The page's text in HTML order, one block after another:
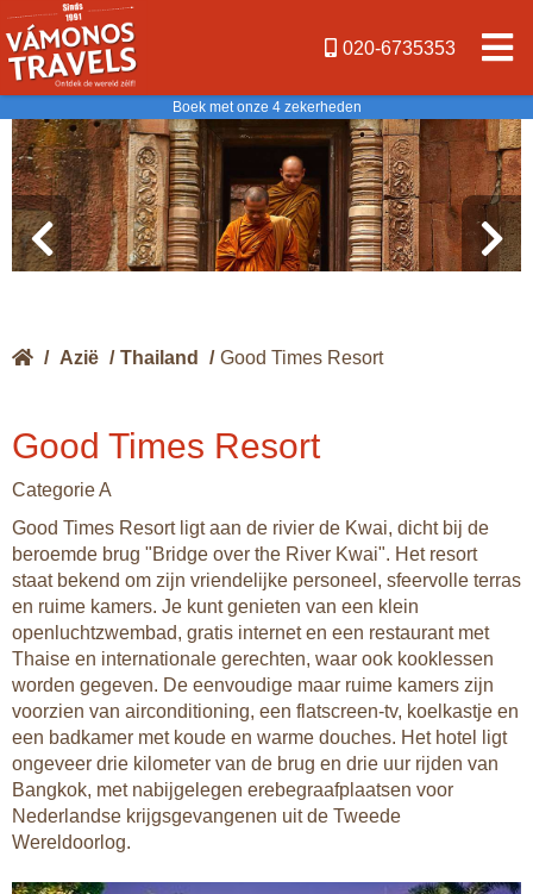
020-6735353
Boek met onze 4 zekerheden
/ Azië / Thailand / Good Times Resort
Good Times Resort
Categorie A
Good Times Resort ligt aan de rivier de Kwai, dicht bij de
beroemde brug "Bridge over the River Kwai". Het resort
staat bekend om zijn vriendelijke personeel, sfeervolle terras
en ruime kamers. Je kunt genieten van een klein
openluchtzwembad, gratis internet en een restaurant met
Thaise en internationale gerechten, waar ook kooklessen
worden gegeven. De eenvoudige maar ruime kamers zijn
voorzien van airconditioning, een flatscreen-tv, koelkastje en
een badkamer met koude en warme douches. Het hotel ligt
ongeveer drie kilometer van de brug en drie uur rijden van
Bangkok, met nabijgelegen erebegraafplaatsen voor
Nederlandse krijgsgevangenen uit de Tweede
Wereldoorlog.